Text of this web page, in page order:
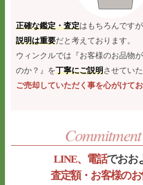
正確な鑑定・査定はもちろんです
説明は重要だと考えております。
ウィンクルでは『お客様のお品物
のか？』を丁寧にご説明させてい
ご売却していただく事を心がけてお
LINE、電話でおお
査定額・お客様の